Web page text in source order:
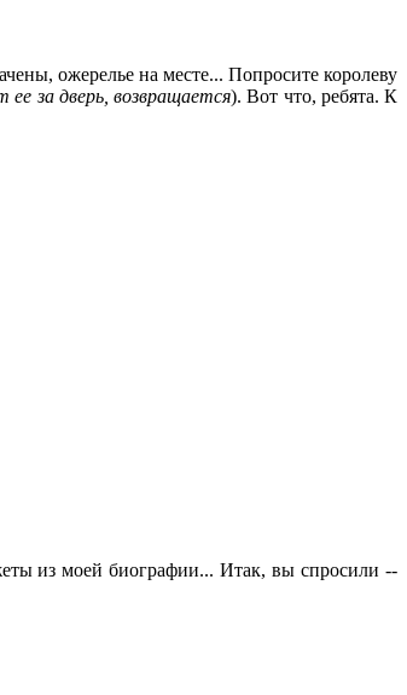
ожерелье на месте... Попросите королеву
ее за дверь, возвращается). Вот что, ребята. К
из моей биографии... Итак, вы спросили --